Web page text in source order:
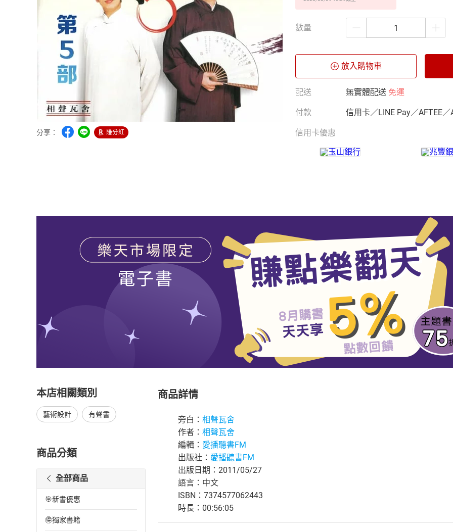
分享： 賺分紅
數量
放入購物車
配送 無實體配送 免運
付款 信用卡／LINE Pay／AFTEE／
信用卡優惠
本店相關類別
藝術設計 有聲書
商品分類
全部商品
🎯新書優惠
🉐獨家書籍
商品詳情
旁白： 相聲瓦舍
作者： 相聲瓦舍
編輯： 愛播聽書FM
出版社： 愛播聽書FM
出版日期：2011/05/27
語言：中文
ISBN：7374577062443
時長：00:56:05